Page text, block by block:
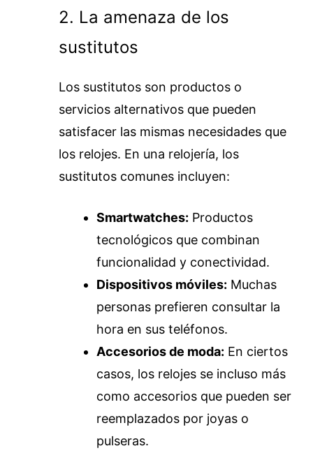
2. La amenaza de los
sustitutos
Los sustitutos son productos o
servicios alternativos que pueden
satisfacer las mismas necesidades que
los relojes. En una relojería, los
sustitutos comunes incluyen:
Smartwatches: Productos
tecnológicos que combinan
funcionalidad y conectividad.
Dispositivos móviles: Muchas
personas prefieren consultar la
hora en sus teléfonos.
Accesorios de moda: En ciertos
casos, los relojes se incluso más
como accesorios que pueden ser
reemplazados por joyas o
pulseras.